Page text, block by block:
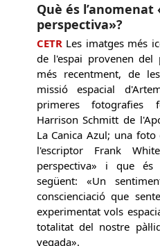
Què és l’anomenat
perspectiva»?
CETRLes imatges més
de l'espai provenen del
més recentment, de
missió espacial
primeres fotografies
Harrison Schmitt de
La Canica Azul; una
l'escriptor Frank
perspectiva» i que
següent: «Un
conscienciació que
experimentat vols
totalitat del nostre
vegada».